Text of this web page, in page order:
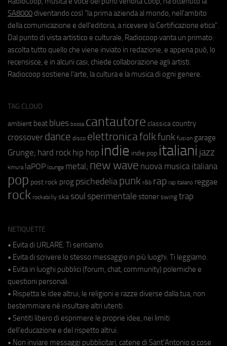
SA8000 diventando così "la prima azienda al mondo, nell'ambito
della comunicazione e dell'editoria, a ricevere la Certificazione etica".
Dal punto di vista artistico e culturale, Radiocoop vanta un primato:
ascolta tutto quello che viene inviato in redazione, e appena può, lo
recensisce, e in alcuni casi, chiede collaborazione agli artisti.
Radiocoop sostiene l'arte, la cultura e la musica di ogni genere.
TAG CLOUD
ambient beat blues bossa cantautore classica country
crossover dance disco elettronicafolkfunk fusion garage
Grunge; hard rock hip hop indie indie pop italiani jazz
kimura laPOP lounge metal; new wave nuova musica italiana
pop post rock prog psichedeliapunk r&b rap rap italiano reggae
rock rockabilly ska soul sperimentale stoner swing trap
NETIQUETTE
• Evita di URLARE. Ti sentiamo.
• Evita di scrivere lo stesso messaggio in più luoghi. Ti leggiamo.
• Evita in luoghi pubblici (forum, chat, community) polemiche e
questioni personali.
• Rispetta le idee altrui, le religioni e razze diverse dalla tua, non
bestemmiare né insultare altri utenti.
• Sentiti libero di esprimere le proprie idee, nei limiti
dell'educazione e del rispetto altrui.
• Non inviare messaggi pubblicitari, catene di Sant'Antonio o cose